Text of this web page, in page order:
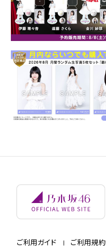
ご利用ガイド ご利用規約